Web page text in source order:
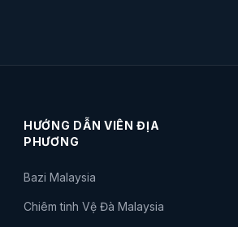
HƯỚNG DẪN VIÊN ĐỊA
PHƯƠNG
Bazi Malaysia
Chiêm tinh Vệ Đà Malaysia